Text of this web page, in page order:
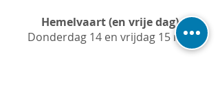
Hemelvaart (en vrije dag)
Donderdag 14 en vrijdag 15 mei